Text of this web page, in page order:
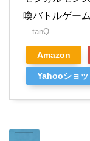
喚バトルゲーム
tanQ
Amazon
Yahooショ